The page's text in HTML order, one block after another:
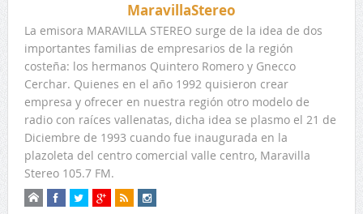
MaravillaStereo
La emisora MARAVILLA STEREO surge de la idea de dos
importantes familias de empresarios de la región
costeña: los hermanos Quintero Romero y Gnecco
Cerchar. Quienes en el año 1992 quisieron crear
empresa y ofrecer en nuestra región otro modelo de
radio con raíces vallenatas, dicha idea se plasmo el 21 de
Diciembre de 1993 cuando fue inaugurada en la
plazoleta del centro comercial valle centro, Maravilla
Stereo 105.7 FM.